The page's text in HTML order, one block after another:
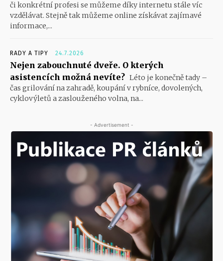
či konkrétní profesi se můžeme díky internetu stále víc
vzdělávat. Stejně tak můžeme online získávat zajímavé
informace,...
RADY A TIPY 24.7.2026
Nejen zabouchnuté dveře. O kterých
asistencích možná nevíte? Léto je konečně tady –
čas grilování na zahradě, koupání v rybníce, dovolených,
cyklovýletů a zaslouženého volna, na...
- Advertisement -